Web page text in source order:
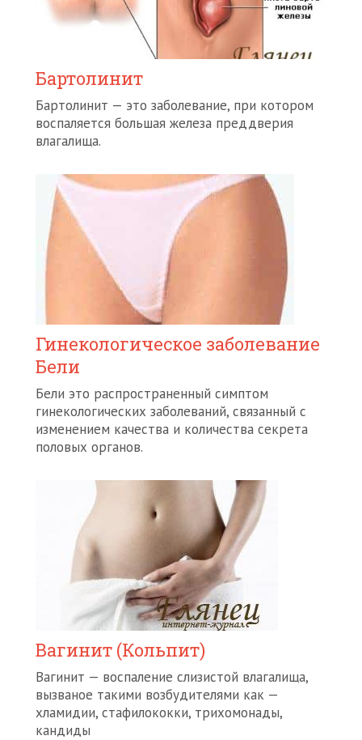
Бартолинит
Бартолинит — это заболевание, при котором
воспаляется большая железа преддверия
влагалища.
Гинекологическое заболевание
Бели
Бели это распространенный симптом
гинекологических заболеваний, связанный с
изменением качества и количества секрета
половых органов.
Вагинит (Кольпит)
Вагинит — воспаление слизистой влагалища,
вызваное такими возбудителями как —
хламидии, стафилококки, трихомонады,
кандиды